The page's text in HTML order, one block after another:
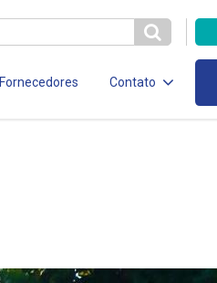
Fornecedores Contato